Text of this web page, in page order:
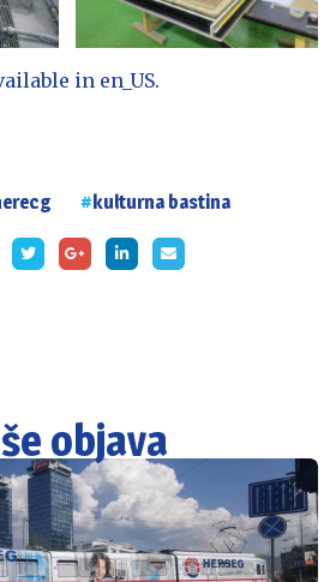
in en_US.
kulturna bastina
objava